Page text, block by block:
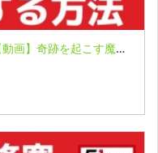
第６３回「ドクター丸山研究室」【動画】奇跡を起こす魔法のループ セミナー ①